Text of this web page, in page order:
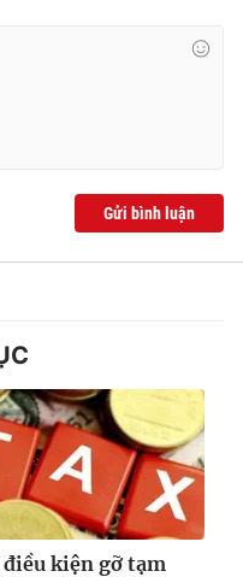
Gửi bình luận
kiện gỡ tạm